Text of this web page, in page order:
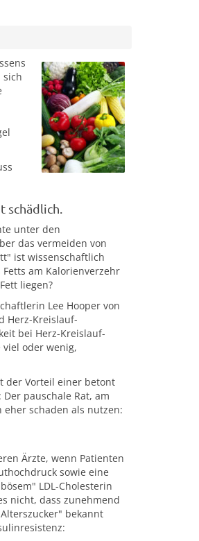
sich
unter den
das vermeiden von
ist wissenschaftlich
am Kalorienverzehr
liegen?
Lee Hooper von
Herz-Kreislauf-
bei Herz-Kreislauf-
oder wenig,
der Vorteil einer betont
pauschale Rat, am
schaden als nutzen:
Ärzte, wenn Patienten
sowie eine
LDL-Cholesterin
nicht, dass zunehmend
bekannt